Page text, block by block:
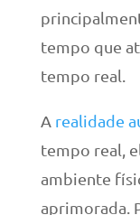
tempo que
tempo real.
A realidade
tempo real,
ambiente
aprimorada.